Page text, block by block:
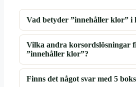
Vad betyder ”innehåller klor” i
Vilka andra korsordslösningar
”innehåller klor”?
Finns det något svar med 5